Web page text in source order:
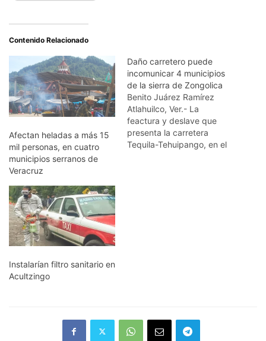
Contenido Relacionado
Afectan heladas a más 15
mil personas, en cuatro
municipios serranos de
Veracruz
Daño carretero puede
incomunicar 4 municipios
de la sierra de Zongolica
Benito Juárez Ramírez
Atlahuilco, Ver.- La
feactura y deslave que
presenta la carretera
Tequila-Tehuipango, en el
Instalarían filtro sanitario en
Acultzingo